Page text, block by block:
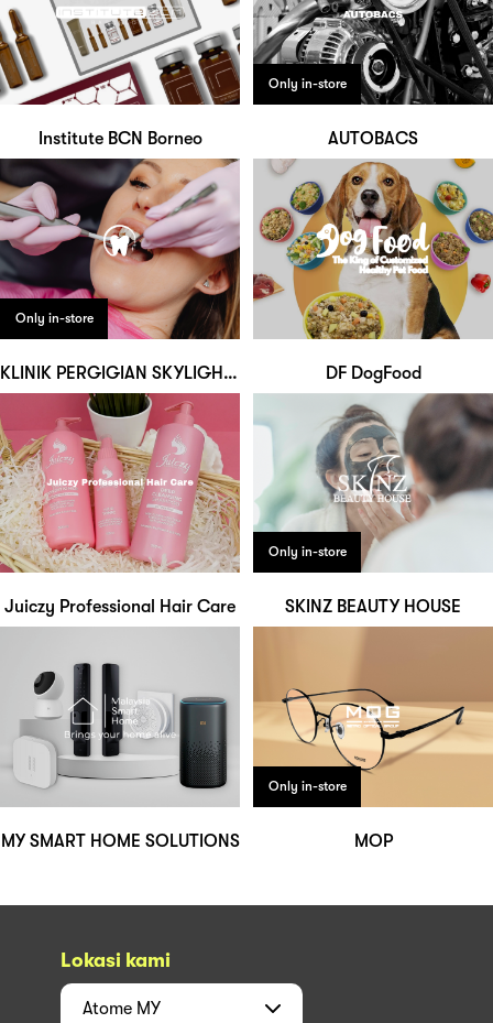
Institute BCN Borneo
Only in-store
AUTOBACS
Only in-store
KLINIK PERGIGIAN SKYLIGHT DENTAL DF DogFood
Juiczy Professional Hair Care
Only in-store
SKINZ BEAUTY HOUSE
MY SMART HOME SOLUTIONS
Only in-store
MOP
Lokasi kami
Atome MY